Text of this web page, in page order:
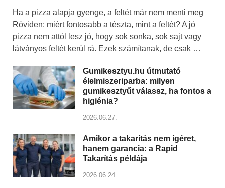
Ha a pizza alapja gyenge, a feltét már nem menti meg
Röviden: miért fontosabb a tészta, mint a feltét? A jó
pizza nem attól lesz jó, hogy sok sonka, sok sajt vagy
látványos feltét kerül rá. Ezek számítanak, de csak …
Gumikesztyu.hu útmutató
élelmiszeriparba: milyen
gumikesztyűt válassz, ha fontos a
higiénia?
2026.06.27.
Amikor a takarítás nem ígéret,
hanem garancia: a Rapid
Takarítás példája
2026.06.24.